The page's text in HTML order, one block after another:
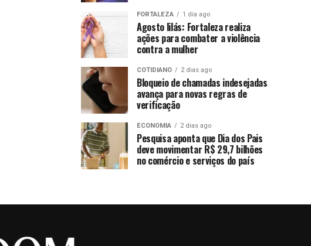
FORTALEZA 1 dia ago
Agosto lilás: Fortaleza realiza
ações para combater a violência
contra a mulher
COTIDIANO 2 dias ago
Bloqueio de chamadas indesejadas
avança para novas regras de
verificação
ECONOMIA 2 dias ago
Pesquisa aponta que Dia dos Pais
deve movimentar R$ 29,7 bilhões
no comércio e serviços do país